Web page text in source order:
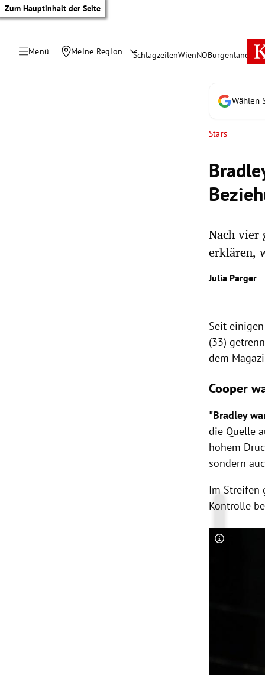
Zum Hauptinhalt der Seite
Menü Meine Region SchlagzeilenWienNÖBurgenland
Wählen
Stars
Nach vier
erklären,
Julia Parger
Seit
(33)
dem
Cooper
"Bradley
die Quelle
hohem
sondern
Im Streifen
Kontrolle
Copyright-